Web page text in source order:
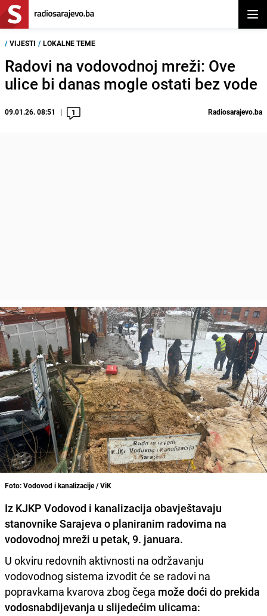
/ VIJESTI / LOKALNE TEME
Radovi na vodovodnoj mreži: Ove
ulice bi danas mogle ostati bez vode
09.01.26. 08:51 1 Radiosarajevo.ba
Foto: Vodovod i kanalizacije / ViK
Iz KJKP Vodovod i kanalizacija obavještavaju
stanovnike Sarajeva o planiranim radovima na
vodovodnoj mreži u petak, 9. januara.
U okviru redovnih aktivnosti na održavanju
vodovodnog sistema izvodit će se radovi na
popravkama kvarova zbog čega može doći do prekida
vodosnabdijevanja u slijedećim ulicama: